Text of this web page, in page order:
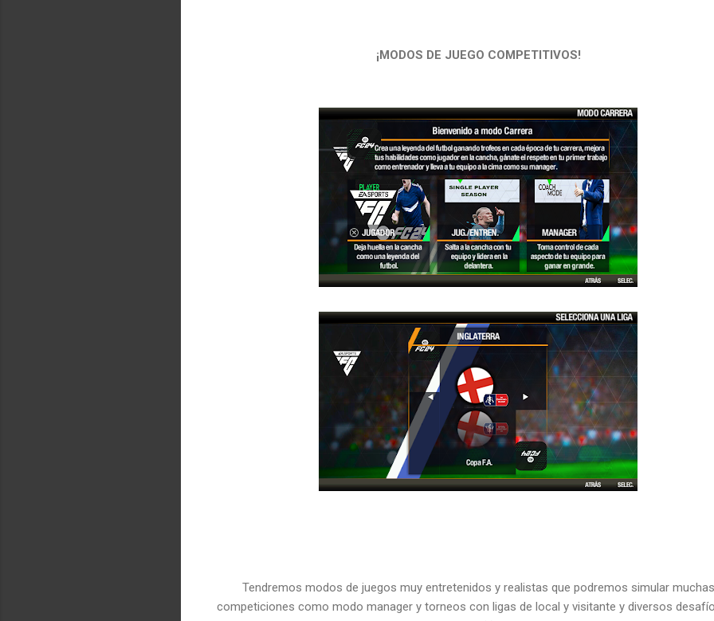
¡MODOS DE JUEGO COMPETITIVOS!
Tendremos modos de juegos muy entretenidos y realistas que podremos simular muchas
competiciones como modo manager y torneos con ligas de local y visitante y diversos